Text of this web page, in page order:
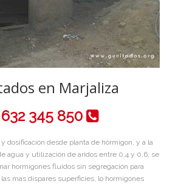
en Marjaliza
632 345 850
dosificación desde planta de hórmigon, y a la
agua y utilización de aridos entre 0,4 y 0,6, se
hormigones fluidos sin segregación para
mas dispares superficies, lo hormigones